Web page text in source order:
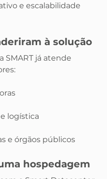
e escalabilidade
à solução
SMART já atende
logística
e órgãos públicos
hospedagem